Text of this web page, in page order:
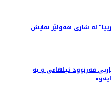
لە شاری هه‌ولێر نمایش
فه‌رنوود ئیلهامی و به‌